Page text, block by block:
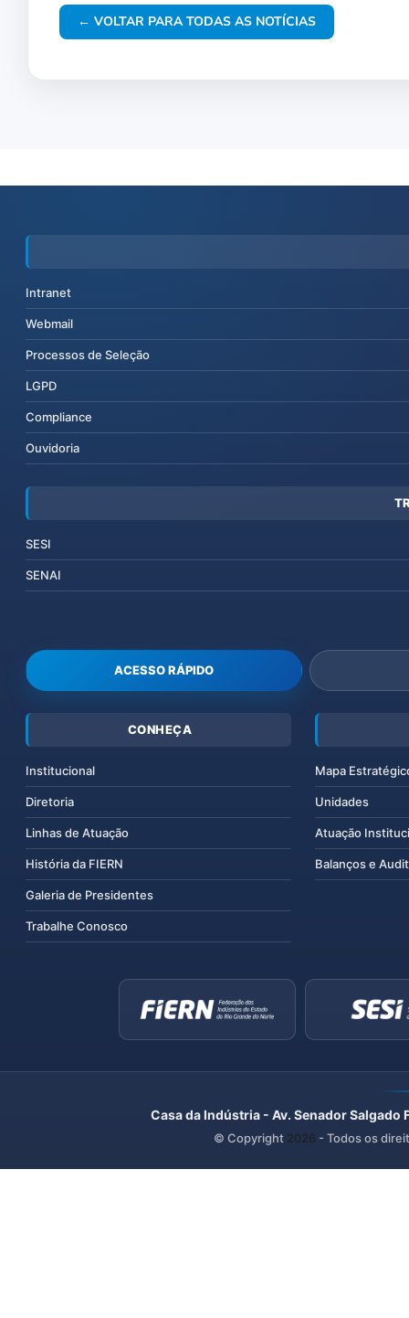
← VOLTAR PARA TODAS AS NOTÍCIAS
Intranet
Webmail
Processos de Seleção
LGPD
Compliance
Ouvidoria
SESI
SENAI
ACESSO RÁPIDO
CONHEÇA
Institucional
Diretoria
Linhas de Atuação
História da FIERN
Galeria de Presidentes
Trabalhe Conosco
Mapa
Unidades
Atuação
Balanços e
Casa da Indústria - Av. Senador
© Copyright 2026 - Todos os